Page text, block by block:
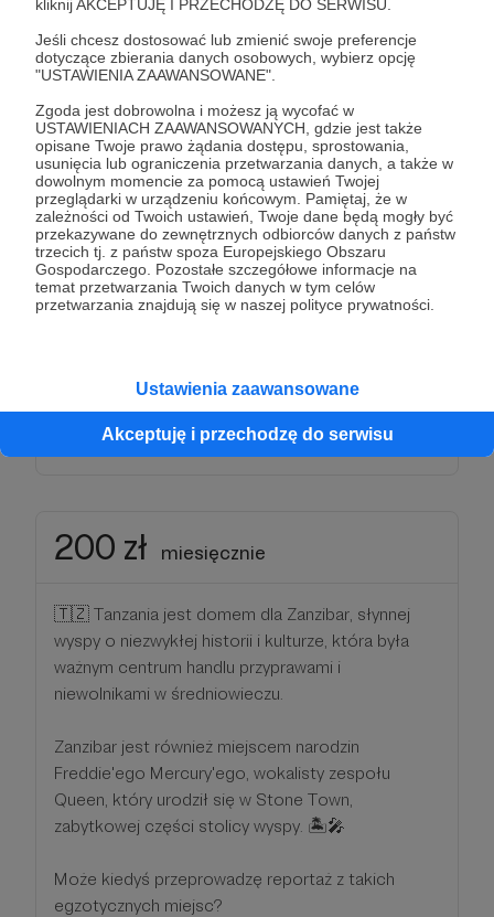
kliknij AKCEPTUJĘ I PRZECHODZĘ DO SERWISU.
Jeśli chcesz dostosować lub zmienić swoje preferencje
dotyczące zbierania danych osobowych, wybierz opcję
"USTAWIENIA ZAAWANSOWANE".
Zgoda jest dobrowolna i możesz ją wycofać w
USTAWIENIACH ZAAWANSOWANYCH, gdzie jest także
opisane Twoje prawo żądania dostępu, sprostowania,
usunięcia lub ograniczenia przetwarzania danych, a także w
dowolnym momencie za pomocą ustawień Twojej
przeglądarki w urządzeniu końcowym. Pamiętaj, że w
zależności od Twoich ustawień, Twoje dane będą mogły być
przekazywane do zewnętrznych odbiorców danych z państw
trzecich tj. z państw spoza Europejskiego Obszaru
Gospodarczego. Pozostałe szczegółowe informacje na
temat przetwarzania Twoich danych w tym celów
przetwarzania znajdują się w naszej polityce prywatności.
Ustawienia zaawansowane
Akceptuję i przechodzę do serwisu
150 zł miesięcznie
🍷🌿 W Gruzji wina produkowane są w sposób,
który ma ponad 8 tysięcy lat tradycji! Kiedyś wina
fermentowano w glinianych amforach zakopanych
w ziemi, znanych jako qvevri. Ta tradycyjna metoda
produkcji wina, która wykorzystuje naturalne
procesy fermentacji, jest wciąż stosowana i
uznawana za jedno z najstarszych podejść do
winifikacji na świecie.
wina, żeby podziękować Wam za wsparcie!
Patroni: 0
200 zł miesięcznie
🇹🇿 Tanzania jest domem dla Zanzibar, słynnej
wyspy o niezwykłej historii i kulturze, która była
ważnym centrum handlu przyprawami i
niewolnikami w średniowieczu.
Zanzibar jest również miejscem narodzin
Freddie'ego Mercury'ego, wokalisty zespołu
Queen, który urodził się w Stone Town,
zabytkowej części stolicy wyspy. 🏝️🎤
Może kiedyś przeprowadzę reportaż z takich
egzotycznych miejsc?